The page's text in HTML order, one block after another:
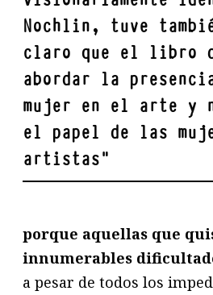
Nochlin, tuve
claro que el libro
abordar la
mujer en el arte y
el papel de las
artistas"
porque aquellas que
innumerables
a pesar de todos los